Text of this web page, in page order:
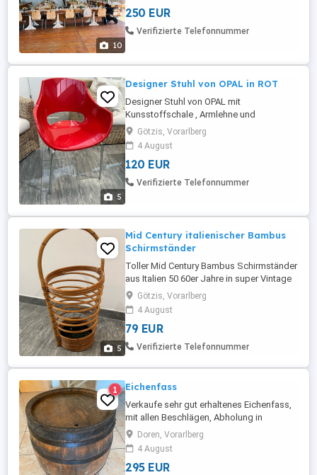
10
250 EUR
Verifizierte Telefonnummer
5
Designer Stuhl von OPAL in ROT
Designer Stuhl von OPAL mit
Kunsstoffschale , Armlehne und
Chromstahlbeinen, sehr bequem und ein
Hingucker, in altersbedingt sehr gutem
Zustand Breite: 60cm Gesamthöhe: 82cm
Sitzhöhe: 43cm Gewicht: 3,20 KG
Götzis, Vorarlberg
4 August
120 EUR
Verifizierte Telefonnummer
5
Mid Century italienischer Bambus
Schirmständer
Toller Mid Century Bambus Schirmständer
aus Italien 50 60er Jahre in super Vintage
Zustand ein tolles Stück im
Eingangsbereich Gesamthöhe mit Henkel:
62cm Gesamthöhe ohne Henkel 38cm
Durchmesser: 28cm bei Versand
zuzüglich Versandkosten
Götzis, Vorarlberg
4 August
79 EUR
Verifizierte Telefonnummer
1 Eichenfass
Verkaufe sehr gut erhaltenes Eichenfass,
mit allen Beschlägen, Abholung in
Lauterach
Doren, Vorarlberg
4 August
295 EUR